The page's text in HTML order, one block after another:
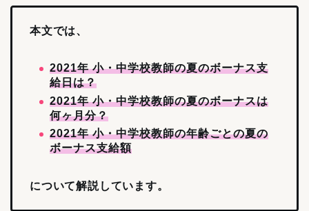
本文では、
2021年 小・中学校教師の夏のボーナス支
給日は？
2021年 小・中学校教師の夏のボーナスは
何ヶ月分？
2021年 小・中学校教師の年齢ごとの夏の
ボーナス支給額
について解説しています。